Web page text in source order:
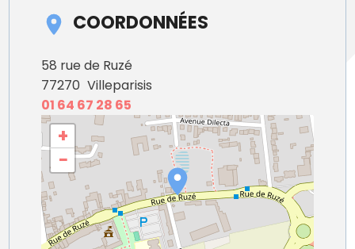
COORDONNÉES
58 rue de Ruzé
77270 Villeparisis
01 64 67 28 65
+
−